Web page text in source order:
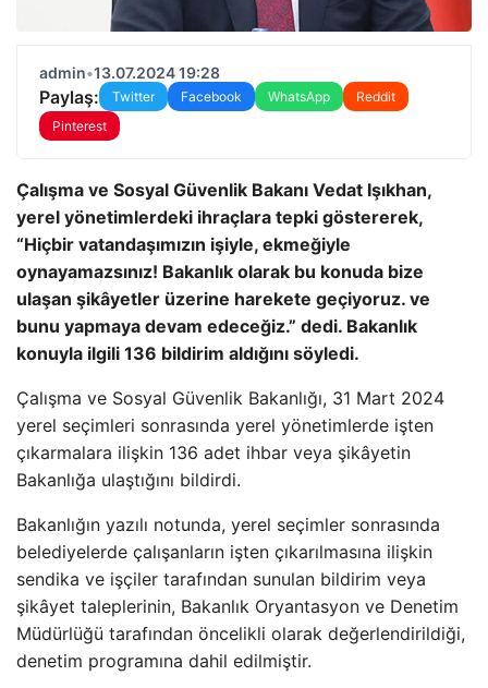
admin•13.07.2024 19:28
Paylaş: Twitter Facebook WhatsApp
Reddit
Pinterest
Çalışma ve Sosyal Güvenlik Bakanı Vedat Işıkhan,
yerel yönetimlerdeki ihraçlara tepki göstererek,
“Hiçbir vatandaşımızın işiyle, ekmeğiyle
oynayamazsınız! Bakanlık olarak bu konuda bize
ulaşan şikâyetler üzerine harekete geçiyoruz. ve
bunu yapmaya devam edeceğiz.” dedi. Bakanlık
konuyla ilgili 136 bildirim aldığını söyledi.
Çalışma ve Sosyal Güvenlik Bakanlığı, 31 Mart 2024
yerel seçimleri sonrasında yerel yönetimlerde işten
çıkarmalara ilişkin 136 adet ihbar veya şikâyetin
Bakanlığa ulaştığını bildirdi.
Bakanlığın yazılı notunda, yerel seçimler sonrasında
belediyelerde çalışanların işten çıkarılmasına ilişkin
sendika ve işçiler tarafından sunulan bildirim veya
şikâyet taleplerinin, Bakanlık Oryantasyon ve Denetim
Müdürlüğü tarafından öncelikli olarak değerlendirildiği,
denetim programına dahil edilmiştir.